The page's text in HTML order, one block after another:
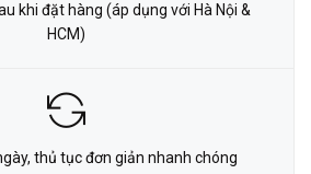
khi đặt hàng (áp dụng với Hà Nội &
HCM)
thủ tục đơn giản nhanh chóng